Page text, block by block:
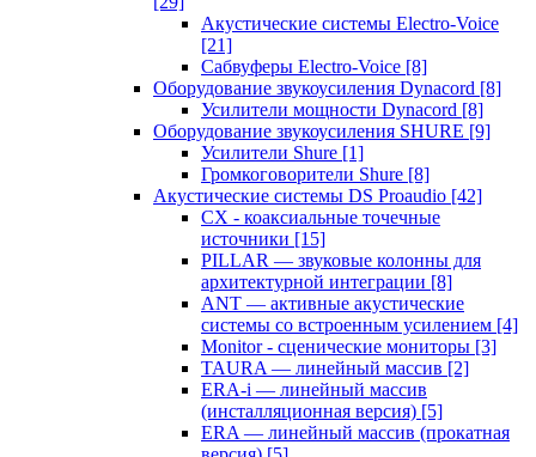
Акустические системы Electro-Voice
[21]
Сабвуферы Electro-Voice [8]
Оборудование звукоусиления Dynacord [8]
Усилители мощности Dynacord [8]
Оборудование звукоусиления SHURE [9]
Усилители Shure [1]
Громкоговорители Shure [8]
Акустические системы DS Proaudio [42]
CX - коаксиальные точечные
источники [15]
PILLAR — звуковые колонны для
архитектурной интеграции [8]
ANT — активные акустические
системы со встроенным усилением [4]
Monitor - сценические мониторы [3]
TAURA — линейный массив [2]
ERA-i — линейный массив
(инсталляционная версия) [5]
ERA — линейный массив (прокатная